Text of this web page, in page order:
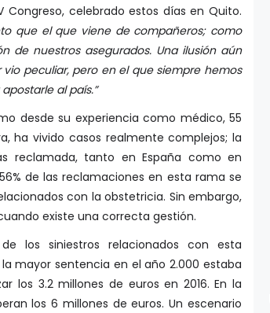
Congreso, celebrado estos días en Quito.
que el que viene de compañeros; como
de nuestros asegurados. Una ilusión aún
peculiar, pero en el que siempre hemos
al país.”
desde su experiencia como médico, 55
ha vivido casos realmente complejos; la
reclamada, tanto en España como en
de las reclamaciones en esta rama se
con la obstetricia. Sin embargo,
existe una correcta gestión.
los siniestros relacionados con esta
mayor sentencia en el año 2.000 estaba
los 3.2 millones de euros en 2016. En la
los 6 millones de euros. Un escenario